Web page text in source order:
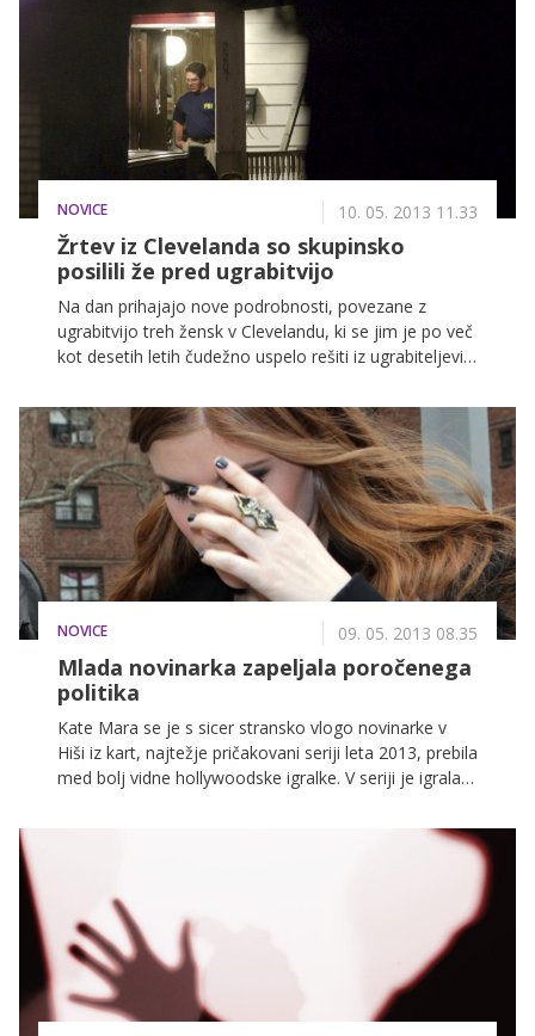
NOVICE 10. 05. 2013 11.33
Žrtev iz Clevelanda so skupinsko
posilili že pred ugrabitvijo
Na dan prihajajo nove podrobnosti, povezane z
ugrabitvijo treh žensk v Clevelandu, ki se jim je po več
kot desetih letih čudežno uspelo rešiti iz ugrabiteljevih
Michelle Knight dve leti pred ugrabitvijo skupinsko
posilili trije vrstniki, takrat je zanosila in rodila sinčka,
ki so ji ga odvzeli. Ni še okrevala po hudi travmi, ko je
v njeno življenje nasilno vstopil Ariel Castro.
NOVICE 09. 05. 2013 08.35
Mlada novinarka zapeljala poročenega
politika
Kate Mara se je s sicer stransko vlogo novinarke v
Hiši iz kart, najtežje pričakovani seriji leta 2013, prebila
med bolj vidne hollywoodske igralke. V seriji je igrala
slavnemu soigralcu, ki ima vlogo pokvarjenega
politika, med snemanjem golih scen nagajala, da bi ga
spravila v zadrego.